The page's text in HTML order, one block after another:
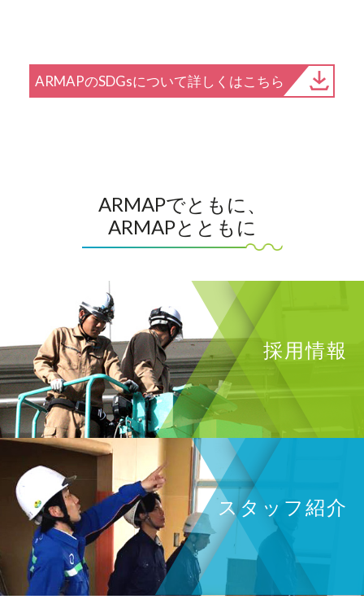
ARMAPのSDGsについて詳しくはこちら
ARMAPでともに、
ARMAPとともに
採用情報
スタッフ紹介